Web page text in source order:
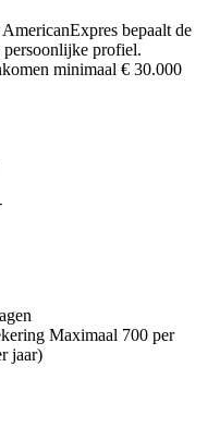
AmericanExpres bepaalt de
persoonlijke profiel.
minimaal € 30.000
Maximaal 700 per
jaar)